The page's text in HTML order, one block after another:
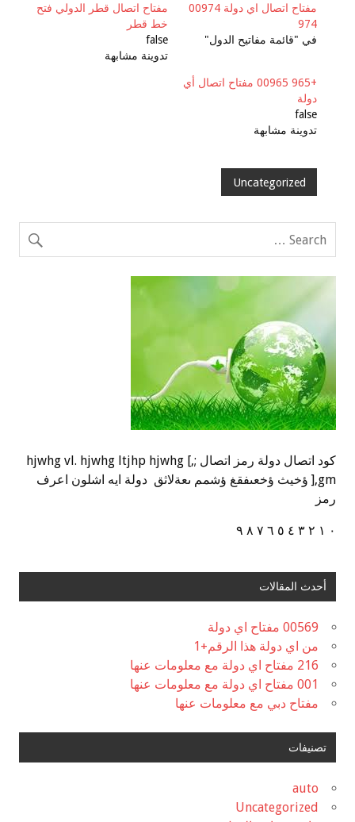
مفتاح اتصال اي دولة 00974
974
في "قائمة مفاتيح الدول"
مفتاح اتصال قطر الدولي فتح
خط قطر
false
تدوينة مشابهة
+965 00965 مفتاح اتصال أي
دولة
false
تدوينة مشابهة
Uncategorized
كود اتصال دولة رمز اتصال ;,] hjwhg vl. hjwhg ltjhp hjwhg
],gm ؤخيث ؤخعىفقغ ؤشمم ىعةلاثق دولة ايه اشلون اعرف
رمز
٠ ١ ٢ ٣ ٤ ٥ ٦ ٧ ٨ ٩
أحدث المقالات
00569 مفتاح اي دولة
من اي دولة هذا الرقم+1
216 مفتاح اي دولة مع معلومات عنها
001 مفتاح اي دولة مع معلومات عنها
مفتاح دبي مع معلومات عنها
تصنيفات
auto
Uncategorized